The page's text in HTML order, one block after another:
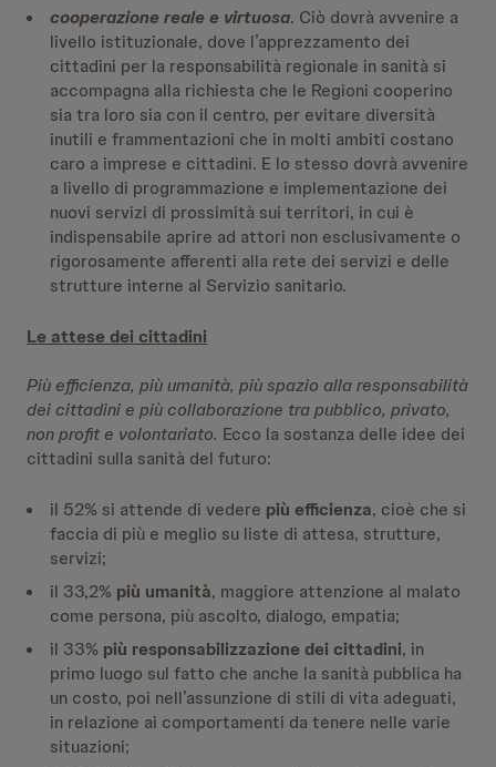
cooperazione reale e virtuosa. Ciò dovrà avvenire a
livello istituzionale, dove l’apprezzamento dei
cittadini per la responsabilità regionale in sanità si
accompagna alla richiesta che le Regioni cooperino
sia tra loro sia con il centro, per evitare diversità
inutili e frammentazioni che in molti ambiti costano
caro a imprese e cittadini. E lo stesso dovrà avvenire
a livello di programmazione e implementazione dei
nuovi servizi di prossimità sui territori, in cui è
indispensabile aprire ad attori non esclusivamente o
rigorosamente afferenti alla rete dei servizi e delle
strutture interne al Servizio sanitario.
Le attese dei cittadini
Più efficienza, più umanità, più spazio alla responsabilità
dei cittadini e più collaborazione tra pubblico, privato,
non profit e volontariato. Ecco la sostanza delle idee dei
cittadini sulla sanità del futuro:
il 52% si attende di vedere più efficienza, cioè che si
faccia di più e meglio su liste di attesa, strutture,
servizi;
il 33,2% più umanità, maggiore attenzione al malato
come persona, più ascolto, dialogo, empatia;
il 33% più responsabilizzazione dei cittadini, in
primo luogo sul fatto che anche la sanità pubblica ha
un costo, poi nell’assunzione di stili di vita adeguati,
in relazione ai comportamenti da tenere nelle varie
situazioni;